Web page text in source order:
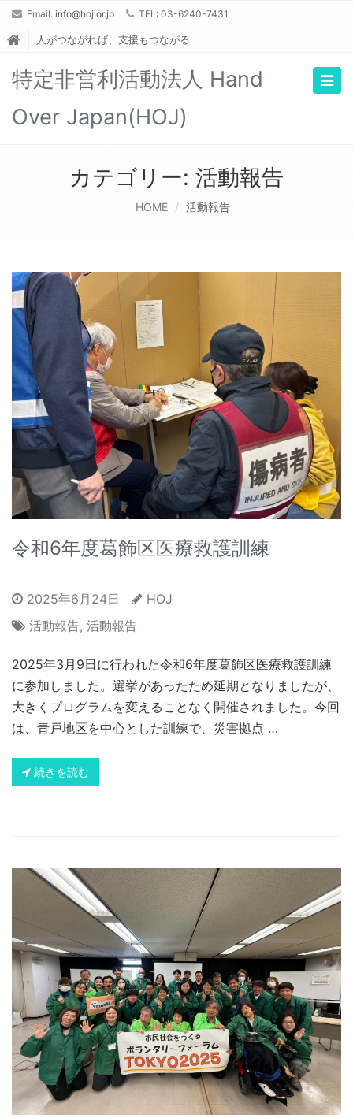
Email: info@hoj.or.jp TEL: 03-6240-7431
人がつながれば、支援もつながる
特定非営利活動法人 Hand
Over Japan(HOJ)
カテゴリー: 活動報告
HOME 活動報告
令和6年度葛飾区医療救護訓練
2025年6月24日
HOJ
活動報告, 活動報告
2025年3月9日に行われた令和6年度葛飾区医療救護訓練
に参加しました。選挙があったため延期となりましたが、
大きくプログラムを変えることなく開催されました。今回
は、青戸地区を中心とした訓練で、災害拠点 …
続きを読む